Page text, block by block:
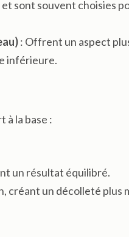
sont souvent choisies
: Offrent un aspect
inférieure.
à la base :
un résultat équilibré.
créant un décolleté plus